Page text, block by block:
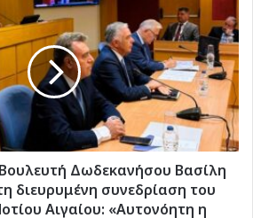
Δωδεκανήσου Βασίλη
διευρυμένη συνεδρίαση του
Αιγαίου: «Αυτονόητη η